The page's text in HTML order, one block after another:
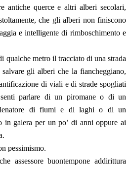
antiche querce e altri alberi secolari,
che gli alberi non finiscono
e intelligente di rimboschimento e
qualche metro il tracciato di una strada
gli alberi che la fiancheggiano,
di viali e di strade spogliati
parlare di un piromane o di un
di fiumi e di laghi o di un
in galera per un po’ di anni oppure ai
pessimismo.
assessore buontempone addirittura